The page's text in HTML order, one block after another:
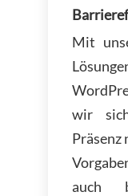
Mit
wir
Präsenz
auch